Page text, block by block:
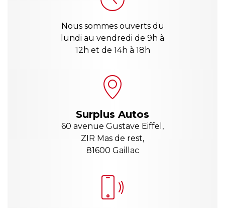
Nous sommes ouverts du
lundi au vendredi de 9h à
12h et de 14h à 18h
Surplus Autos
60 avenue Gustave Eiffel,
ZIR Mas de rest,
81600 Gaillac